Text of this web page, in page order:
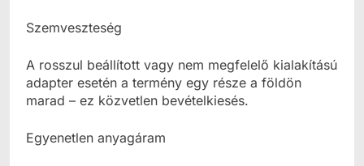
Szemveszteség
A rosszul beállított vagy nem megfelelő kialakítású
adapter esetén a termény egy része a földön
marad – ez közvetlen bevételkiesés.
Egyenetlen anyagáram